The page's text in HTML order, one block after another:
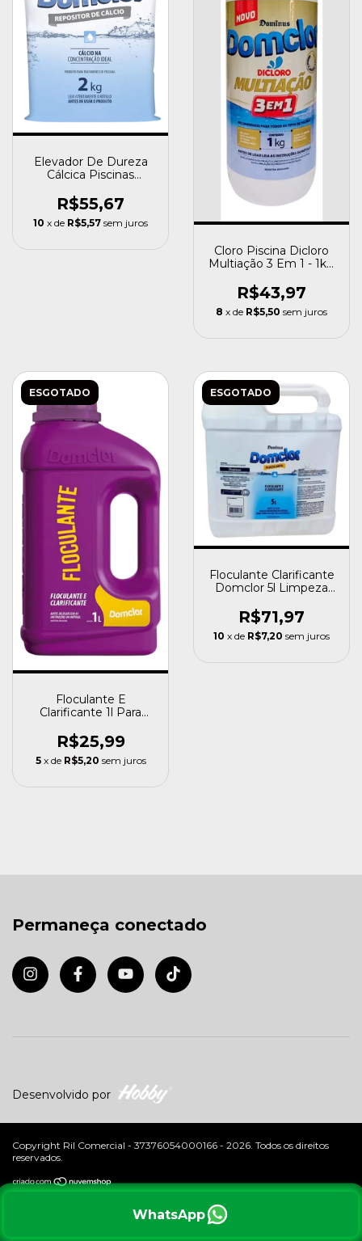
você aceita o uso de cookies
Elevador De Dureza
Cálcica Piscinas
R$55,67
10 x de R$5,57 sem juros
Cloro Piscina Dicloro
Multiação 3 Em 1 - 1kg
R$43,97
8 x de R$5,50 sem juros
ESGOTADO
Floculante E
Clarificante 1l Para
Limpeza
R$25,99
5 x de R$5,20 sem juros
ESGOTADO
Floculante Clarificante
Domclor 5l Limpeza
R$71,97
10 x de R$7,20 sem juros
WhatsApp
Permaneça conectado
Desenvolvido por
Copyright Ril Comercial - 37376054000166 - 2026. Todos os direitos
reservados.